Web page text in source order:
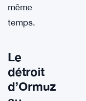
même
temps.
Le
détroit
d’Ormuz